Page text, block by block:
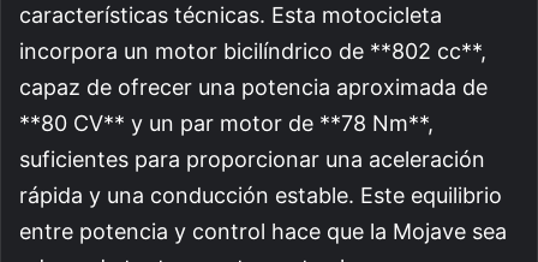
características técnicas. Esta motocicleta
incorpora un motor bicilíndrico de **802 cc**,
capaz de ofrecer una potencia aproximada de
**80 CV** y un par motor de **78 Nm**,
suficientes para proporcionar una aceleración
rápida y una conducción estable. Este equilibrio
entre potencia y control hace que la Mojave sea